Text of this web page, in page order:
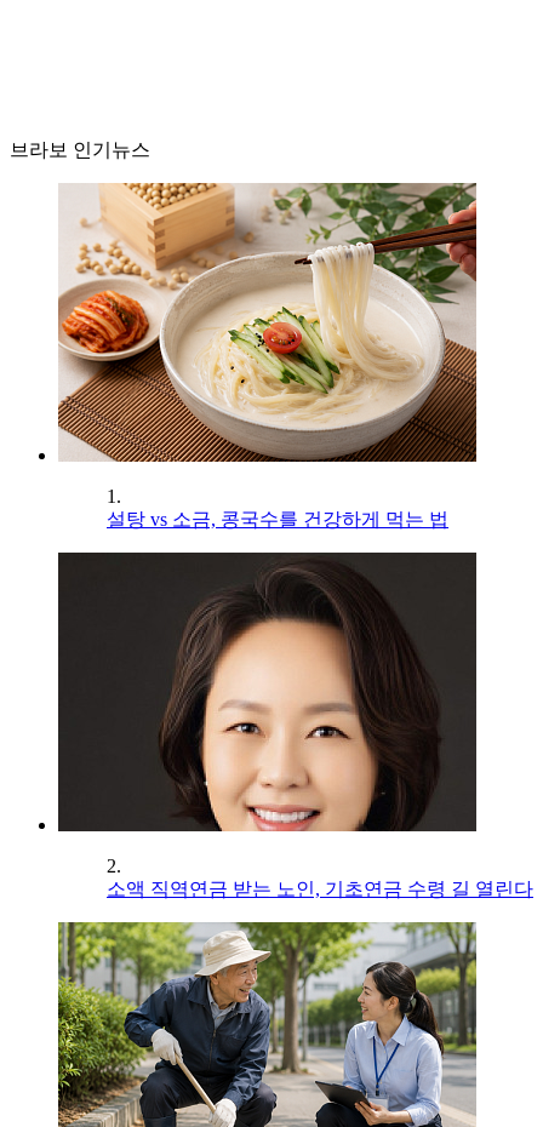
브라보 인기뉴스
1.
설탕 vs 소금, 콩국수를 건강하게 먹는 법
2.
소액 직역연금 받는 노인, 기초연금 수령 길 열린다